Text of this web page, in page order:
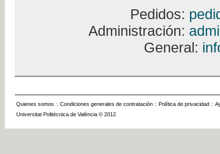
Pedidos:
Administración:
General:
Quienes somos :: Condiciones generales de contratación :: Política de privacidad ::
Universitat Politècnica de València © 2012